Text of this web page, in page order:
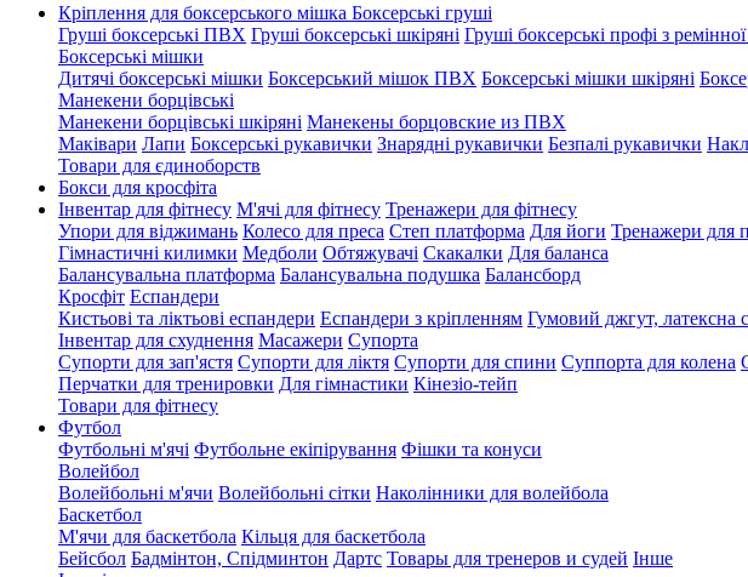
Кріплення для боксерського мішка Боксерські груші
Груші боксерські ПВХ Груші боксерські шкіряні Груші боксерські профі з
Боксерські мішки
Дитячі боксерські мішки Боксерський мішок ПВХ Боксерські мішки шкіряні
Манекени борцівські
Манекени борцівські шкіряні Манекены борцовские из ПВХ
Маківари Лапи Боксерські рукавички Знарядні рукавички Безпалі рукавички
Товари для єдиноборств
Бокси для кросфіта
Інвентар для фітнесу М'ячі для фітнесу Тренажери для фітнесу
Упори для віджимань Колесо для преса Степ платформа Для йоги Тренажери для
Гімнастичні килимки Медболи Обтяжувачі Скакалки Для баланса
Балансувальна платформа Балансувальна подушка Балансборд
Кросфіт Еспандери
Кистьові та ліктьові еспандери Еспандери з кріпленням Гумовий джгут, латексна
Інвентар для схуднення Масажери Супорта
Супорти для зап'ястя Супорти для ліктя Супорти для спини Суппорта для колена
Перчатки для тренировки Для гімнастики Кінезіо-тейп
Товари для фітнесу
Футбол
Футбольні м'ячі Футбольне екіпірування Фішки та конуси
Волейбол
Волейбольні м'ячи Волейбольні сітки Наколінники для волейбола
Баскетбол
М'ячи для баскетбола Кільця для баскетбола
Бейсбол Бадмінтон, Спідминтон Дартс Товары для тренеров и судей Інше